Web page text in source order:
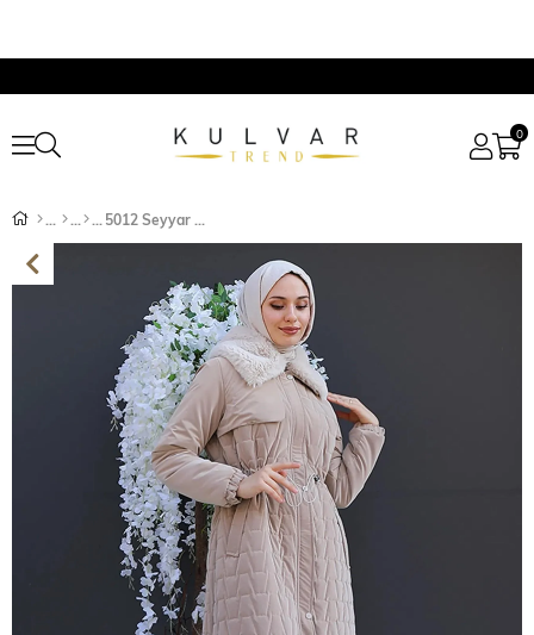
0
5012 Seyyar Kürklü Beli Bağcıklı Pelerinli Kaban